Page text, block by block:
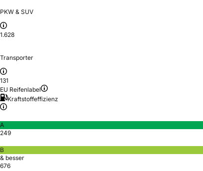
PKW & SUV
1.628
Transporter
131
EU Reifenlabel
Kraftstoffeffizienz
A
249
B
& besser
676